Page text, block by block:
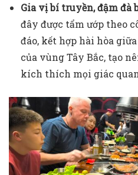
Gia vị bí truyền, đậm đà
đây được tẩm ướp theo
đáo, kết hợp hài hòa
của vùng Tây Bắc, tạo
kích thích mọi giác